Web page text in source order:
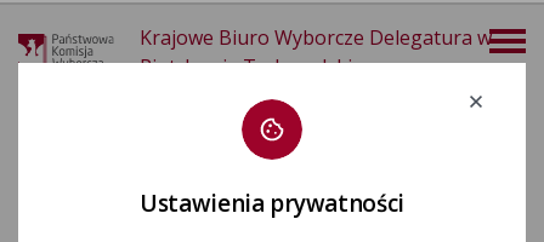
Krajowe Biuro Wyborcze Delegatura w
Piotrkowie Trybunalskim
Ustawienia prywatności